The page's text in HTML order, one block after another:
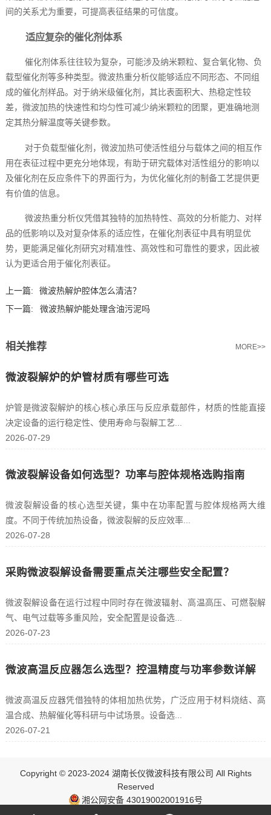
间的关系尤为重要，可提高表征结果的可信度。
适应复杂的催化剂体系
催化剂体系往往较为复杂，可能涉及纳米颗粒、复合氧化物、负
载型催化剂等多种类型。微波热重分析仪能够适应不同形态、不同组
成的催化剂样品。对于纳米级催化剂，其比表面积大、热稳定性较
差，微波加热的快速性和均匀性可减少纳米颗粒的团聚，更准确地测
定其热分解温度等关键参数。
对于负载型催化剂，微波加热可使活性组分与载体之间的相互作
用在表征过程中更充分地体现，有助于研究载体对活性组分的影响以
及催化剂在反应条件下的界面行为，为优化催化剂的制备工艺提供更
有价值的信息。
微波热重分析仪凭借其独特的加热特性、高效的分析能力、对样
品的低影响以及对复杂体系的适应性，在催化剂表征中具有明显优
势，更能满足催化剂研究对精准性、高效性和可靠性的要求，因此被
认为更适合用于催化剂表征。‍
上一篇:
微波热解炉腔体怎么清洁？
下一篇:
微波热解炉能处理含油污泥吗
相关推荐 MORE>>
微波裂解炉的炉管材质有哪些可选
炉管是微波裂解炉的核心核心承压与反应承载部件，材质的性能直接
决定设备的运行稳定性、使用寿命与裂解工艺...
2026-07-29
微波裂解设备如何选型？功率与腔体规格选购指南
微波裂解设备的核心选型关键，集中在功率配置与腔体规格两大维
度。不同于传统加热设备，微波裂解的反应效率...
2026-07-28
采购微波裂解设备需要重点关注哪些安全配置？
微波裂解设备在运行过程中同时存在微波辐射、高温高压、可燃裂解
气、电气过载等多重风险，安全配置是设备选...
2026-07-23
微波高温反应器怎么选型？控温精度与功率参数详解
微波高温反应器凭借独特的体相加热优势，广泛应用于材料烧结、高
温合成、热解催化等科研与中试场景。设备选...
2026-07-21
Copyright © 2023-2024 湖南长仪微波科技有限公司 All Rights
Reserved
湘公网安备 43019002001916号